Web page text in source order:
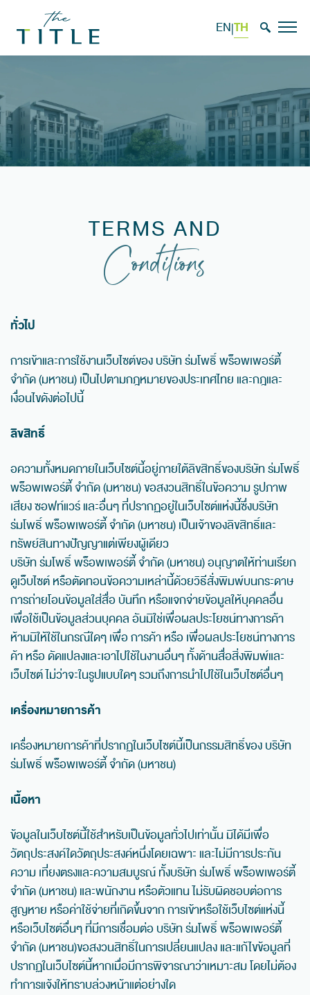
EN|TH
TERMS AND
Conditions
ทั่วไป
การเข้าและการใช้งานเว็บไซต์ของ บริษัท ร่มโพธิ์ พร็อพเพอร์ตี้
จำกัด (มหาชน) เป็นไปตามกฎหมายของประเทศไทย และกฎและ
เงื่อนไขดังต่อไปนี้
ลิขสิทธิ์
อความทั้งหมดภายในเว็บไซต์นี้อยู่ภายใต้ลิขสิทธิ์ของบริษัท ร่มโพธิ์
พร็อพเพอร์ตี้ จำกัด (มหาชน) ขอสงวนสิทธิ์ในข้อความ รูปภาพ
เสียง ซอฟท์แวร์ และอื่นๆ ที่ปรากฏอยู่ในเว็บไซต์แห่งนี้ซึ่งบริษัท
ร่มโพธิ์ พร็อพเพอร์ตี้ จำกัด (มหาชน) เป็นเจ้าของลิขสิทธิ์และ
ทรัพย์สินทางปัญญาแต่เพียงผู้เดียว
บริษัท ร่มโพธิ์ พร็อพเพอร์ตี้ จำกัด (มหาชน) อนุญาตให้ท่านเรียก
ดูเว็บไซต์ หรือตัดทอนข้อความเหล่านี้ด้วยวิธีสั่งพิมพ์บนกระดาษ
การถ่ายโอนข้อมูลใส่สื่อ บันทึก หรือแจกจ่ายข้อมูลให้บุคคลอื่น
เพื่อใช้เป็นข้อมูลส่วนบุคคล อันมิใช่เพื่อผลประโยชน์ทางการค้า
ห้ามมิให้ใช้ในกรณีใดๆ เพื่อ การค้า หรือ เพื่อผลประโยชน์ทางการ
ค้า หรือ ดัดแปลงและเอาไปใช้ในงานอื่นๆ ทั้งด้านสื่อสิ่งพิมพ์และ
เว็บไซต์ ไม่ว่าจะในรูปแบบใดๆ รวมถึงการนำไปใช้ในเว็บไซต์อื่นๆ
เครื่องหมายการค้า
เครื่องหมายการค้าที่ปรากฏในเว็บไซต์นี้เป็นกรรมสิทธิ์ของ บริษัท
ร่มโพธิ์ พร็อพเพอร์ตี้ จำกัด (มหาชน)
เนื้อหา
ข้อมูลในเว็บไซต์นี้ใช้สำหรับเป็นข้อมูลทั่วไปเท่านั้น มิได้มีเพื่อ
วัตถุประสงค์ใดวัตถุประสงค์หนึ่งโดยเฉพาะ และไม่มีการประกัน
ความ เที่ยงตรงและความสมบูรณ์ ทั้งบริษัท ร่มโพธิ์ พร็อพเพอร์ตี้
จำกัด (มหาชน) และพนักงาน หรือตัวแทน ไม่รับผิดชอบต่อการ
สูญหาย หรือค่าใช้จ่ายที่เกิดขึ้นจาก การเข้าหรือใช้เว็บไซต์แห่งนี้
หรือเว็บไซต์อื่นๆ ที่มีการเชื่อมต่อ บริษัท ร่มโพธิ์ พร็อพเพอร์ตี้
จำกัด (มหาชน)ขอสงวนสิทธิ์ในการเปลี่ยนแปลง และแก้ไขข้อมูลที่
ปรากฏในเว็บไซต์นี้หากเมื่อมีการพิจารณาว่าเหมาะสม โดยไม่ต้อง
ทำการแจ้งให้ทราบล่วงหน้าแต่อย่างใด